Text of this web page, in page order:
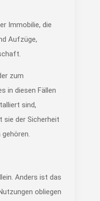
Immobilie, die
Aufzüge,
zum
in diesen Fällen
sind,
sie der Sicherheit
Anders ist das
obliegen